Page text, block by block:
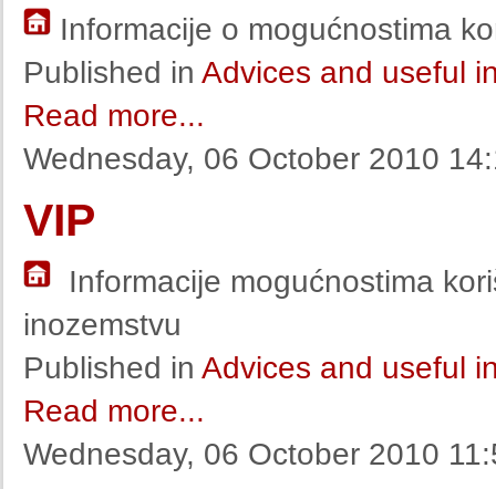
Informacije o mogućnostima
Published in Advices and useful
Read more...
Wednesday, 06 October 2010
VIP
Informacije mogućnostima
inozemstvu
Published in Advices and useful
Read more...
Wednesday, 06 October 2010